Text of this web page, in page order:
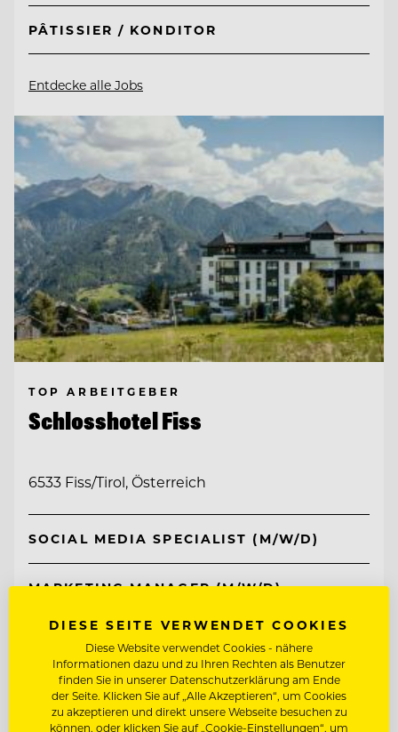
PÂTISSIER / KONDITOR
Entdecke alle Jobs
TOP ARBEITGEBER
Schlosshotel Fiss
6533 Fiss/Tirol, Österreich
SOCIAL MEDIA SPECIALIST (M/W/D)
MARKETING MANAGER (M/W/D)
Entdecke alle Jobs
DIESE SEITE VERWENDET COOKIES
Diese Website verwendet Cookies - nähere
Informationen dazu und zu Ihren Rechten als Benutzer
finden Sie in unserer Datenschutzerklärung am Ende
der Seite. Klicken Sie auf „Alle Akzeptieren“, um Cookies
zu akzeptieren und direkt unsere Webseite besuchen zu
können, oder klicken Sie auf „Cookie-Einstellungen“, um